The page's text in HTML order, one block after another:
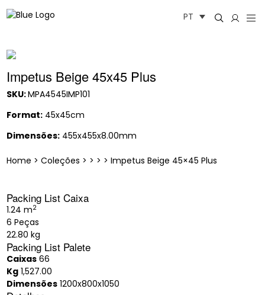
para
PT
Impetus Beige 45x45 Plus
SKU:MPA4545IMP101
Format:45x45cm
Dimensões:455x455x8.00mm
Home > Coleções > > > > Impetus Beige 45×45 Plus
Packing List Caixa
1.24 m2
6 Peças
22.80 kg
Packing List Palete
Caixas66
Kg1,527.00
Dimensões1200x800x1050